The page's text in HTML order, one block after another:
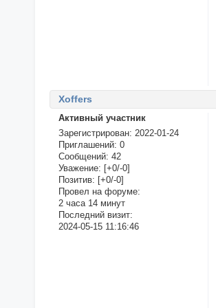
Xoffers
Активный участник
Зарегистрирован: 2022-01-24
Приглашений: 0
Сообщений: 42
Уважение: [+0/-0]
Позитив: [+0/-0]
Провел на форуме:
2 часа 14 минут
Последний визит:
2024-05-15 11:16:46